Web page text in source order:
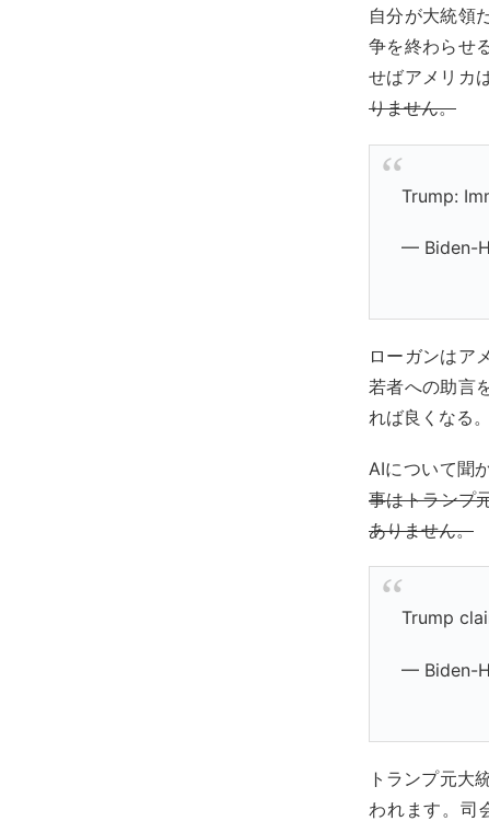
自分が大統領
争を終わらせ
せばアメリカ
りません。
Trump:
— Biden-
ローガンはア
若者への助言
れば良くなる
AIについて聞
事はトランプ
ありません。
Trump
— Biden-
トランプ元大
われます。司